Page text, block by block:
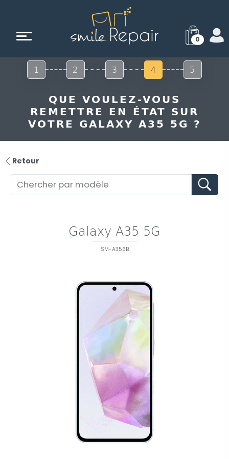
0
1 2 3 4 5
QUE VOULEZ-VOUS
REMETTRE EN ÉTAT SUR
VOTRE GALAXY A35 5G ?
Retour
Galaxy A35 5G
SM-A356B